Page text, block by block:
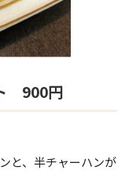
900円
と、半チャーハンが